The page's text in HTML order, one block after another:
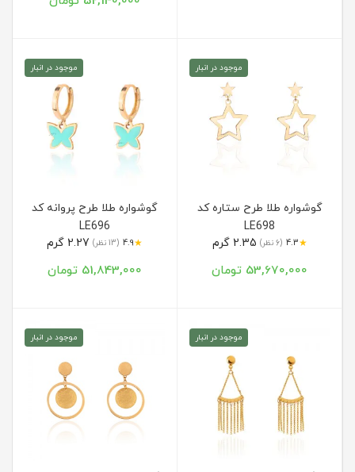
موجود در انبار
گوشواره طلا طرح ستاره کد
LE698
★
4.3 (6 نظر)
53,670,000 تومان
موجود در انبار
گوشواره طلا طرح پروانه کد
LE696
★
4.9 (13 نظر)
51,843,000 تومان
موجود در انبار موجود در انبار